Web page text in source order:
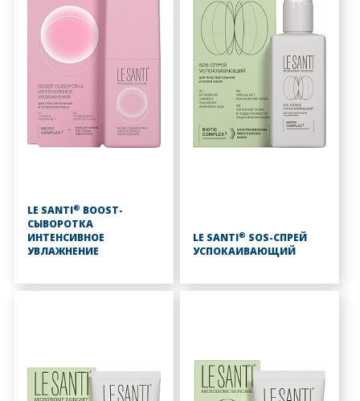
LE SANTI® BOOST-
СЫВОРОТКА
ИНТЕНСИВНОЕ
УВЛАЖНЕНИЕ
LE SANTI® SOS-СПРЕЙ
УСПОКАИВАЮЩИЙ